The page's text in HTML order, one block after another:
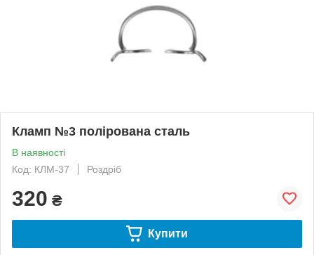
Кламп №3 полірована сталь
В наявності
Код: КЛМ-37
Роздріб
320 ₴
Купити